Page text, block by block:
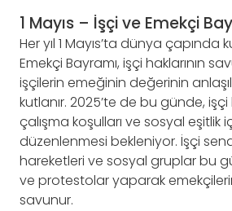
1 Mayıs – İşçi ve Emekçi
Her yıl 1 Mayıs’ta dünya çapında
Emekçi Bayramı, işçi haklarının
işçilerin emeğinin değerinin
kutlanır. 2025’te de bu günde,
çalışma koşulları ve sosyal eşitlik
düzenlenmesi bekleniyor. İşçi
hareketleri ve sosyal gruplar bu
ve protestolar yaparak
savunur.